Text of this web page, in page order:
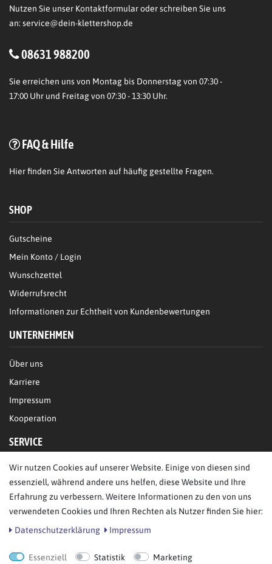
Nutzen Sie unser Kontaktformular oder schreiben Sie uns
an: service@dein-klettershop.de
08631 988200
Sie erreichen uns von Montag bis Donnerstag von 07:30 -
17:00 Uhr und Freitag von 07:30 - 13:30 Uhr.
FAQ & Hilfe
Hierfinden Sie Antworten auf häufig gestellte Fragen.
SHOP
Gutscheine
Mein Konto / Login
Wunschzettel
Widerrufsrecht
Informationen zur Echtheit von Kundenbewertungen
UNTERNEHMEN
Über uns
Karriere
Impressum
Kooperation
SERVICE
FAQ/Hilfe
Datenschutz
AGB
Bestellung widerrufen
Wir nutzen Cookies auf unserer Website. Einige von diesen sind
essenziell, während andere uns helfen, diese Website und Ihre
Erfahrung zu verbessern. Weitere Informationen zu den von uns
verwendeten Cookies und Ihren Rechten als Nutzer finden Sie hier:
Daten­schutz­erklärung
Impressum
Essenziell Statistik Marketing